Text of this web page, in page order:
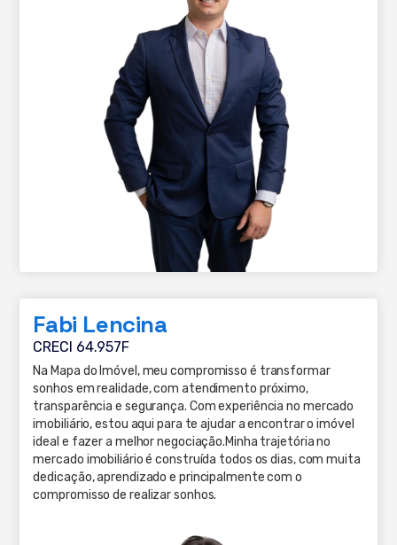
Fabi Lencina
CRECI 64.957F
Na Mapa do Imóvel, meu compromisso é transformar
sonhos em realidade, com atendimento próximo,
transparência e segurança. Com experiência no mercado
imobiliário, estou aqui para te ajudar a encontrar o imóvel
ideal e fazer a melhor negociação.Minha trajetória no
mercado imobiliário é construída todos os dias, com muita
dedicação, aprendizado e principalmente com o
compromisso de realizar sonhos.